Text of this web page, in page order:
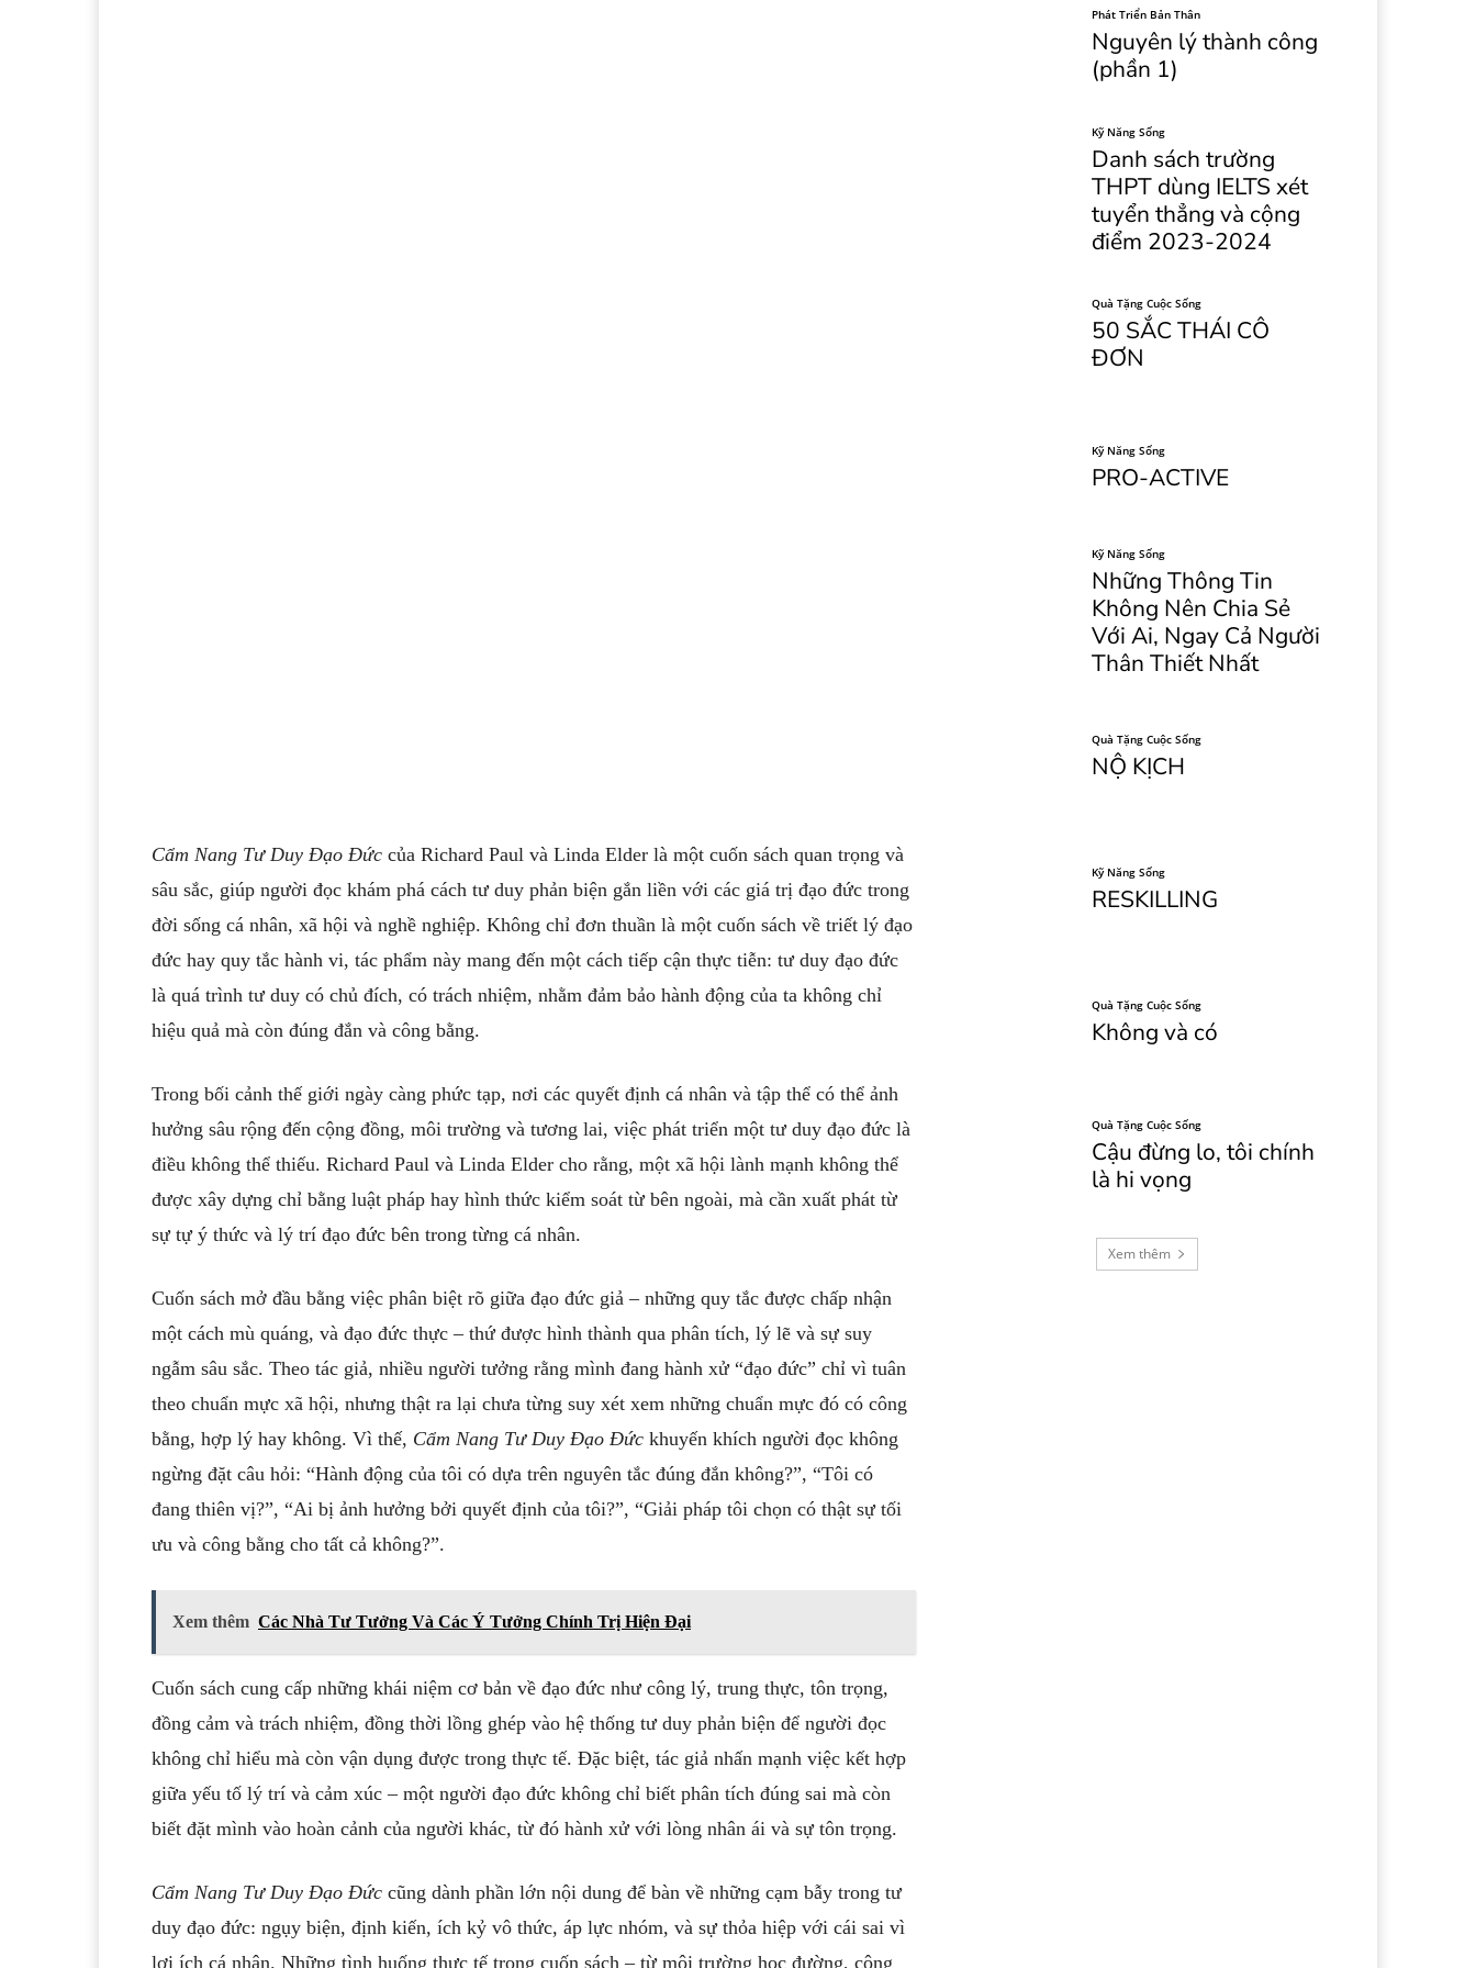
Cẩm Nang Tư Duy Đạo Đức của Richard Paul và Linda Elder là một cuốn sách quan trọng và
sâu sắc, giúp người đọc khám phá cách tư duy phản biện gắn liền với các giá trị đạo đức trong
đời sống cá nhân, xã hội và nghề nghiệp. Không chỉ đơn thuần là một cuốn sách về triết lý đạo
đức hay quy tắc hành vi, tác phẩm này mang đến một cách tiếp cận thực tiễn: tư duy đạo đức
là quá trình tư duy có chủ đích, có trách nhiệm, nhằm đảm bảo hành động của ta không chỉ
hiệu quả mà còn đúng đắn và công bằng.
Trong bối cảnh thế giới ngày càng phức tạp, nơi các quyết định cá nhân và tập thể có thể ảnh
hưởng sâu rộng đến cộng đồng, môi trường và tương lai, việc phát triển một tư duy đạo đức là
điều không thể thiếu. Richard Paul và Linda Elder cho rằng, một xã hội lành mạnh không thể
được xây dựng chỉ bằng luật pháp hay hình thức kiểm soát từ bên ngoài, mà cần xuất phát từ
sự tự ý thức và lý trí đạo đức bên trong từng cá nhân.
Cuốn sách mở đầu bằng việc phân biệt rõ giữa đạo đức giả – những quy tắc được chấp nhận
một cách mù quáng, và đạo đức thực – thứ được hình thành qua phân tích, lý lẽ và sự suy
ngẫm sâu sắc. Theo tác giả, nhiều người tưởng rằng mình đang hành xử “đạo đức” chỉ vì tuân
theo chuẩn mực xã hội, nhưng thật ra lại chưa từng suy xét xem những chuẩn mực đó có công
bằng, hợp lý hay không. Vì thế, Cẩm Nang Tư Duy Đạo Đức khuyến khích người đọc không
ngừng đặt câu hỏi: “Hành động của tôi có dựa trên nguyên tắc đúng đắn không?”, “Tôi có
đang thiên vị?”, “Ai bị ảnh hưởng bởi quyết định của tôi?”, “Giải pháp tôi chọn có thật sự tối
ưu và công bằng cho tất cả không?”.
Xem thêm Các Nhà Tư Tưởng Và Các Ý Tưởng Chính Trị Hiện Đại
Cuốn sách cung cấp những khái niệm cơ bản về đạo đức như công lý, trung thực, tôn trọng,
đồng cảm và trách nhiệm, đồng thời lồng ghép vào hệ thống tư duy phản biện để người đọc
không chỉ hiểu mà còn vận dụng được trong thực tế. Đặc biệt, tác giả nhấn mạnh việc kết hợp
giữa yếu tố lý trí và cảm xúc – một người đạo đức không chỉ biết phân tích đúng sai mà còn
biết đặt mình vào hoàn cảnh của người khác, từ đó hành xử với lòng nhân ái và sự tôn trọng.
Cẩm Nang Tư Duy Đạo Đức cũng dành phần lớn nội dung để bàn về những cạm bẫy trong tư
duy đạo đức: ngụy biện, định kiến, ích kỷ vô thức, áp lực nhóm, và sự thỏa hiệp với cái sai vì
lợi ích cá nhân. Những tình huống thực tế trong cuốn sách – từ môi trường học đường, công
Phát Triển Bản Thân
Nguyên lý thành công
(phần 1)
Kỹ Năng Sống
Danh sách trường
THPT dùng IELTS xét
tuyển thẳng và cộng
điểm 2023-2024
Quà Tặng Cuộc Sống
50 SẮC THÁI CÔ
ĐƠN
Kỹ Năng Sống
PRO-ACTIVE
Kỹ Năng Sống
Những Thông Tin
Không Nên Chia Sẻ
Với Ai, Ngay Cả Người
Thân Thiết Nhất
Quà Tặng Cuộc Sống
NỘ KỊCH
Kỹ Năng Sống
RESKILLING
Quà Tặng Cuộc Sống
Không và có
Quà Tặng Cuộc Sống
Cậu đừng lo, tôi chính
là hi vọng
Xem thêm